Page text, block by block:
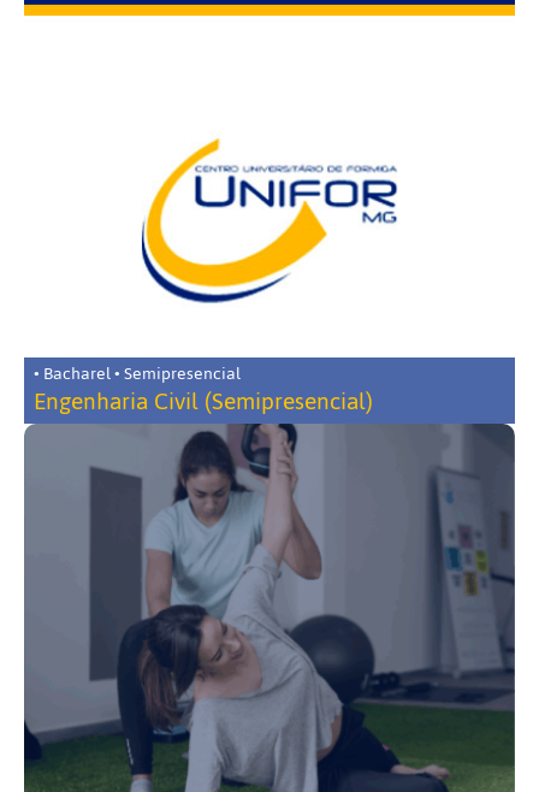
• Bacharel • Semipresencial
Engenharia Civil (Semipresencial)